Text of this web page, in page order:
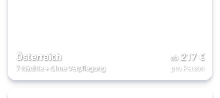
Österreich
7 Nächte+ Ohne Verpflegung
ab 217€
pro Person